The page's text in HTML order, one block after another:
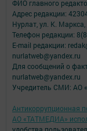
ФИО главного
Адрес редакции:
Нурлат, ул. К. Маркса,
Телефон редакции:
E-mail редакции:
nurlatweb@yandex.ru
Для сообщений о
nurlatweb@yandex.ru
Учредитель СМИ: АО
Антикоррупционная
АО «ТАТМЕДИА»